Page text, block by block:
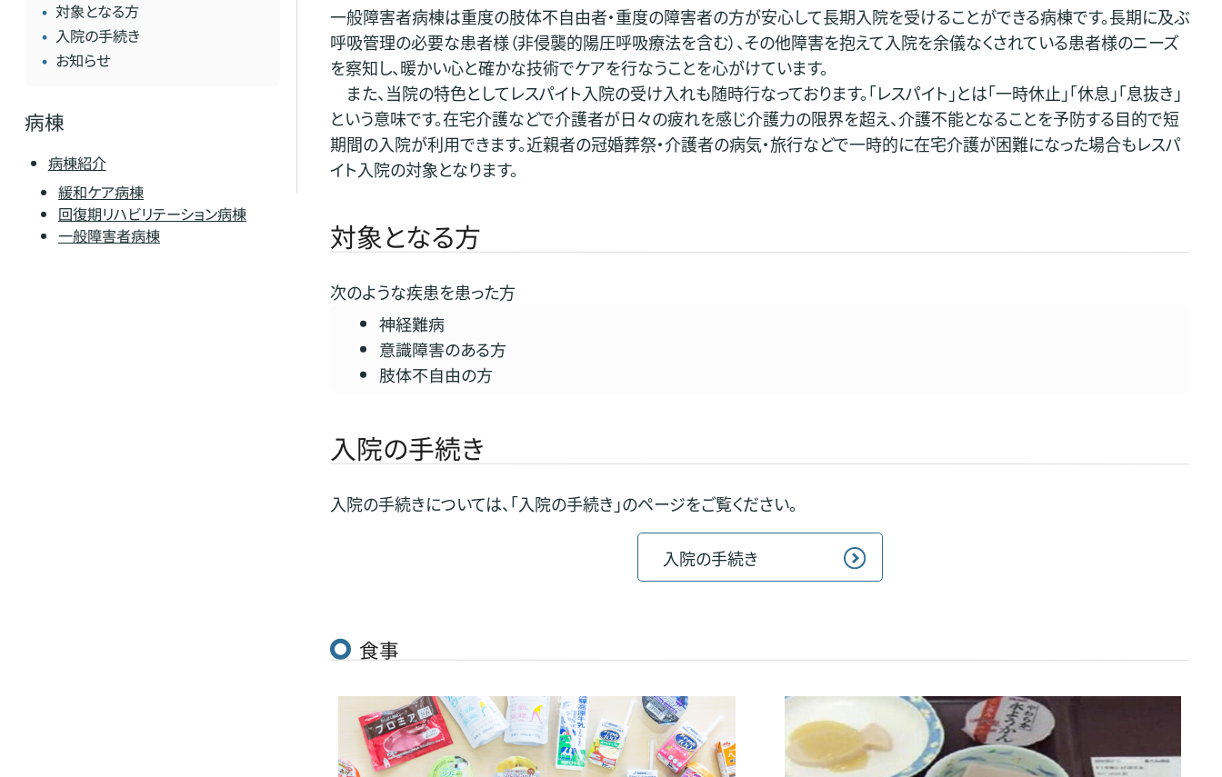
一般障害者病棟は重度の肢体不自由者・重度の障害者の方が安心して長期入院を受けることができる病棟です。長期に及ぶ
呼吸管理の必要な患者様（非侵襲的陽圧呼吸療法を含む）、その他障害を抱えて入院を余儀なくされている患者様のニーズ
を察知し、暖かい心と確かな技術でケアを行なうことを心がけています。
また、当院の特色としてレスパイト入院の受け入れも随時行なっております。「レスパイト」とは「一時休止」「休息」「息抜き」
という意味です。在宅介護などで介護者が日々の疲れを感じ介護力の限界を超え、介護不能となることを予防する目的で短
期間の入院が利用できます。近親者の冠婚葬祭・介護者の病気・旅行などで一時的に在宅介護が困難になった場合もレスパ
イト入院の対象となります。
対象となる方
次のような疾患を患った方
神経難病
意識障害のある方
肢体不自由の方
入院の手続き
入院の手続きについては、「入院の手続き」のページをご覧ください。
入院の手続き
食事
対象となる方
入院の手続き
お知らせ
病棟
病棟紹介
緩和ケア病棟
回復期リハビリテーション病棟
一般障害者病棟